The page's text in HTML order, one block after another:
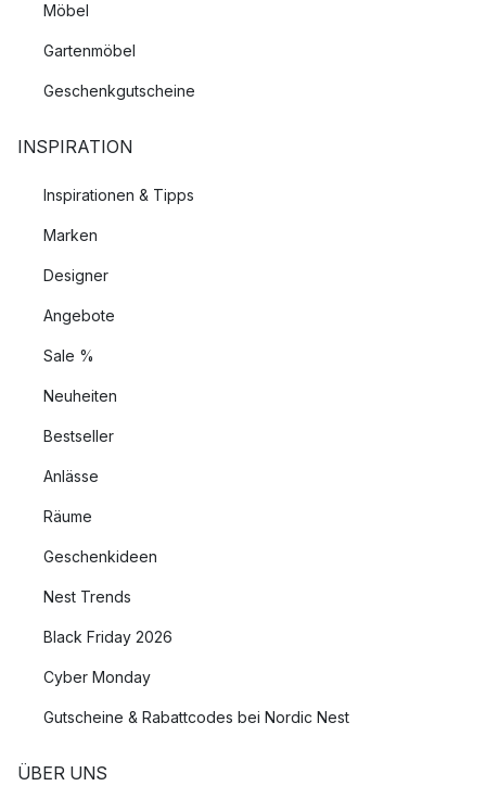
Möbel
Gartenmöbel
Geschenkgutscheine
INSPIRATION
Inspirationen & Tipps
Marken
Designer
Angebote
Sale %
Neuheiten
Bestseller
Anlässe
Räume
Geschenkideen
Nest Trends
Black Friday 2026
Cyber Monday
Gutscheine & Rabattcodes bei Nordic Nest
ÜBER UNS